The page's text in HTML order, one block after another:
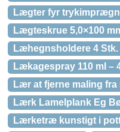
Lægter fyr
Lægteskrue 5,0×100
Læhegnsholdere 4
Lækagespray 110 ml –
Lær at fjerne maling
Lærk Lamelplank Eg
Lærketræ kunstigt i